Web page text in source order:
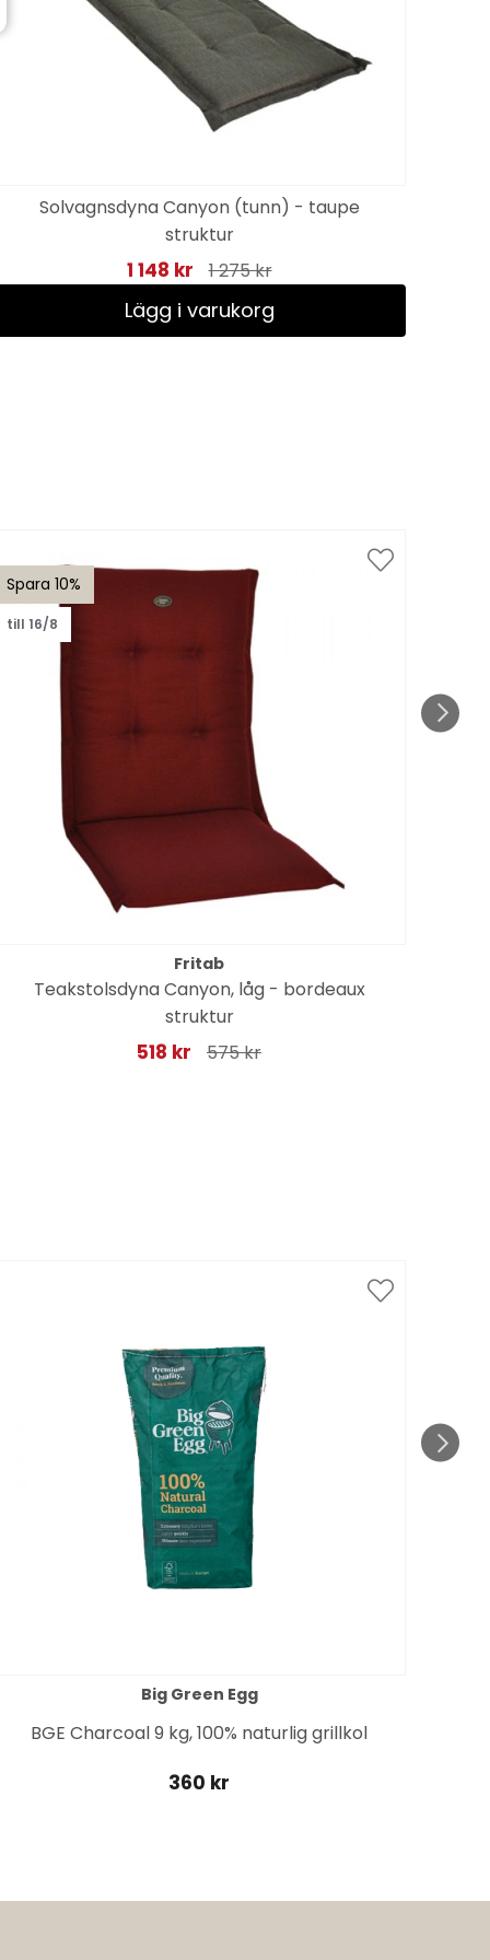
Solvagnsdyna Canyon (tunn) - taupe
struktur
1 148 kr 1 275 kr
Lägg i varukorg
Spara 10%
till 16/8
Fritab
Teakstolsdyna Canyon, låg - bordeaux
struktur
518 kr 575 kr
Big Green Egg
BGE Charcoal 9 kg, 100% naturlig grillkol
360 kr